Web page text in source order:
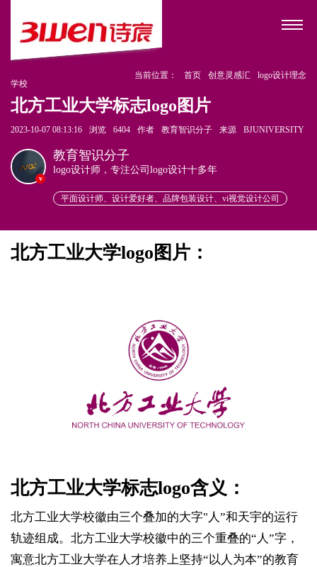
当前位置： 首页 创意灵感汇
logo设计理念
学校
北方工业大学标志logo图片
2023-10-07 08:13:16 浏览 6404 作者 教育智识分子 来源 BJUNIVERSITY
v
教育智识分子
logo设计师，专注公司logo设计十多年
平面设计师、设计爱好者、品牌包装设计、vi视觉设计公司
北方工业大学logo图片：
北方工业大学标志logo含义：
北方工业大学校徽由三个叠加的大字"人”和天宇的运行
轨迹组成。北方工业大学校徽中的三个重叠的“人”字，
寓意北方工业大学在人才培养上坚持“以人为本”的教育